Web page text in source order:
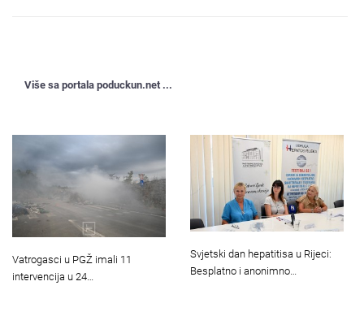
Više sa portala poduckun.net ...
Vatrogasci u PGŽ imali 11
intervencija u 24…
Svjetski dan hepatitisa u Rijeci:
Besplatno i anonimno…